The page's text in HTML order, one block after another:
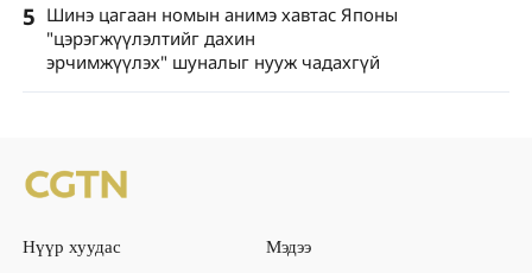
5 Шинэ цагаан номын анимэ хавтас Японы
"цэрэгжүүлэлтийг дахин
эрчимжүүлэх" шуналыг нууж чадахгүй
Нүүр хуудас
Мэдээ